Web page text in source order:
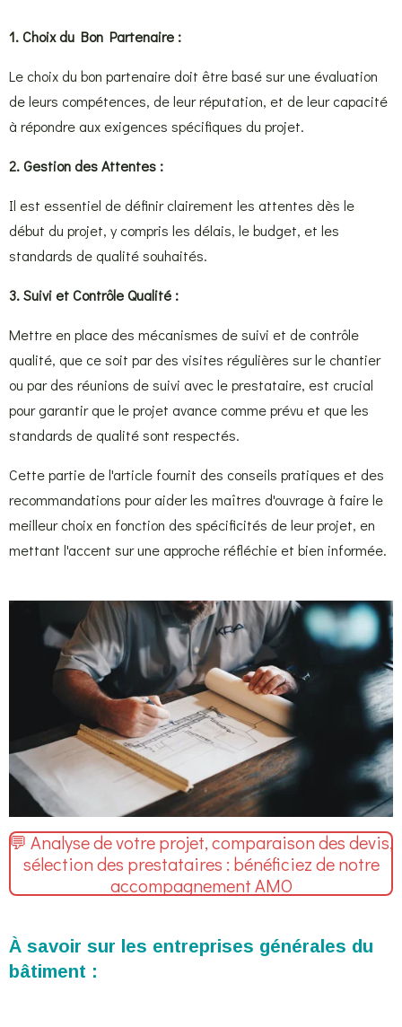
1. Choix du Bon Partenaire :
Le choix du bon partenaire doit être basé sur une évaluation
de leurs compétences, de leur réputation, et de leur capacité
à répondre aux exigences spécifiques du projet.
2. Gestion des Attentes :
Il est essentiel de définir clairement les attentes dès le
début du projet, y compris les délais, le budget, et les
standards de qualité souhaités.
3. Suivi et Contrôle Qualité :
Mettre en place des mécanismes de suivi et de contrôle
qualité, que ce soit par des visites régulières sur le chantier
ou par des réunions de suivi avec le prestataire, est crucial
pour garantir que le projet avance comme prévu et que les
standards de qualité sont respectés.
Cette partie de l'article fournit des conseils pratiques et des
recommandations pour aider les maîtres d'ouvrage à faire le
meilleur choix en fonction des spécificités de leur projet, en
mettant l'accent sur une approche réfléchie et bien informée.
💬 Analyse de votre projet, comparaison des devis,
sélection des prestataires : bénéficiez de notre
accompagnement AMO
À savoir sur les entreprises générales du
bâtiment :